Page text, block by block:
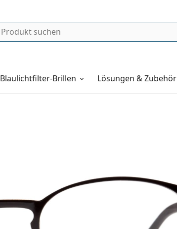
Blaulichtfilter-Brillen Lösungen & Zubehör